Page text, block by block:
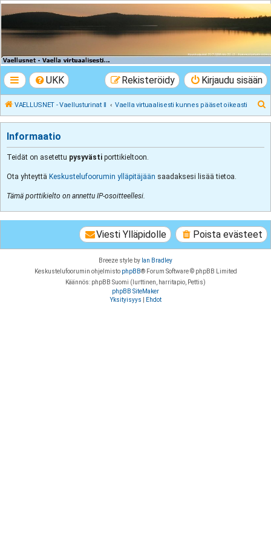
VAELLUSNET -
Vaellusturinat II
UKK Kirjaudu sisään
Rekisteröidy
VAELLUSNET - Vaellusturinat II Vaella virtuaalisesti kunnes pääset oikeasti
Informaatio
Teidät on asetettu pysyvästi porttikieltoon.
Ota yhteyttä Keskustelufoorumin ylläpitäjään saadaksesi lisää tietoa.
Tämä porttikielto on annettu IP-osoitteellesi.
Poista evästeet
Viesti Ylläpidolle
Breeze style by Ian Bradley
Keskustelufoorumin ohjelmisto phpBB® Forum Software © phpBB Limited
Käännös: phpBB Suomi (lurttinen, harritapio, Pettis)
phpBB SiteMaker
Yksityisyys
Ehdot